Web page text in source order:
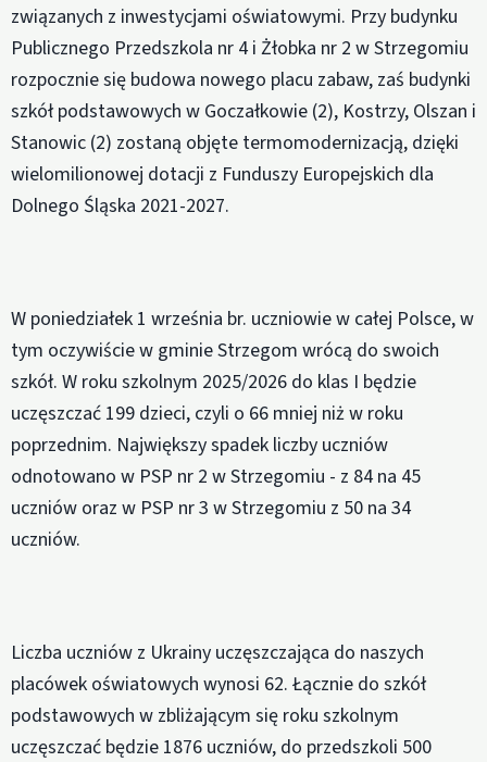
związanych z inwestycjami oświatowymi. Przy budynku
Publicznego Przedszkola nr 4 i Żłobka nr 2 w Strzegomiu
rozpocznie się budowa nowego placu zabaw, zaś budynki
szkół podstawowych w Goczałkowie (2), Kostrzy, Olszan i
Stanowic (2) zostaną objęte termomodernizacją, dzięki
wielomilionowej dotacji z Funduszy Europejskich dla
Dolnego Śląska 2021-2027.
W poniedziałek 1 września br. uczniowie w całej Polsce, w
tym oczywiście w gminie Strzegom wrócą do swoich
szkół. W roku szkolnym 2025/2026 do klas I będzie
uczęszczać 199 dzieci, czyli o 66 mniej niż w roku
poprzednim. Największy spadek liczby uczniów
odnotowano w PSP nr 2 w Strzegomiu - z 84 na 45
uczniów oraz w PSP nr 3 w Strzegomiu z 50 na 34
uczniów.
Liczba uczniów z Ukrainy uczęszczająca do naszych
placówek oświatowych wynosi 62. Łącznie do szkół
podstawowych w zbliżającym się roku szkolnym
uczęszczać będzie 1876 uczniów, do przedszkoli 500